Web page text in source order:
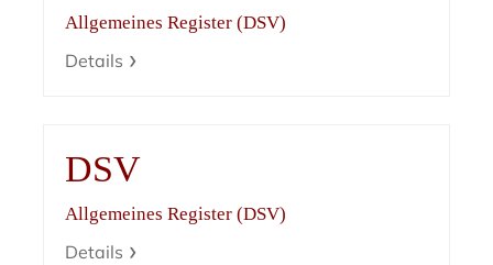
Allgemeines Register (DSV)
Details
DSV
Allgemeines Register (DSV)
Details